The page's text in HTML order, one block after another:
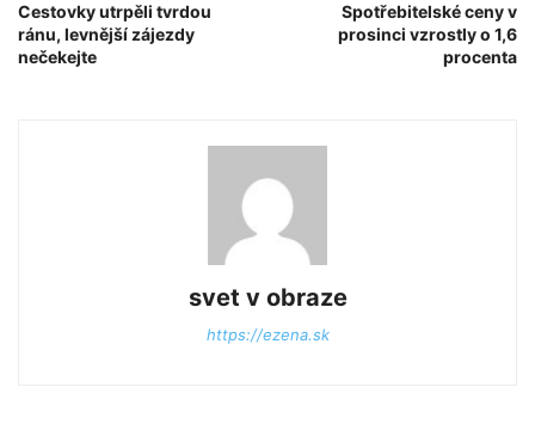
Cestovky utrpěli tvrdou
ránu, levnější zájezdy
nečekejte
Spotřebitelské ceny v
prosinci vzrostly o 1,6
procenta
svet v obraze
https://ezena.sk